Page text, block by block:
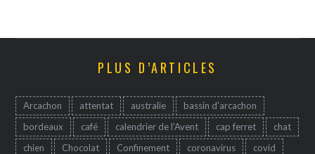
PLUS D’ARTICLES
Arcachon attentat australie
bassin d'arcachon
bordeaux
café calendrier de l'Avent cap ferret
chat
chien
Chocolat Confinement coronavirus
covid